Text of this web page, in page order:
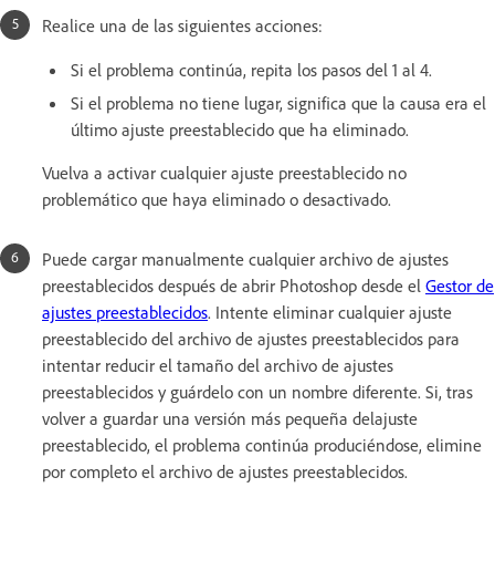
Realice una de las siguientes acciones:
Si el problema continúa, repita los pasos del 1 al 4.
Si el problema no tiene lugar, significa que la causa era el
último ajuste preestablecido que ha eliminado.
Vuelva a activar cualquier ajuste preestablecido no
problemático que haya eliminado o desactivado.
Puede cargar manualmente cualquier archivo de ajustes
preestablecidos después de abrir Photoshop desde el Gestor de
ajustes preestablecidos. Intente eliminar cualquier ajuste
preestablecido del archivo de ajustes preestablecidos para
intentar reducir el tamaño del archivo de ajustes
preestablecidos y guárdelo con un nombre diferente. Si, tras
volver a guardar una versión más pequeña delajuste
preestablecido, el problema continúa produciéndose, elimine
por completo el archivo de ajustes preestablecidos.